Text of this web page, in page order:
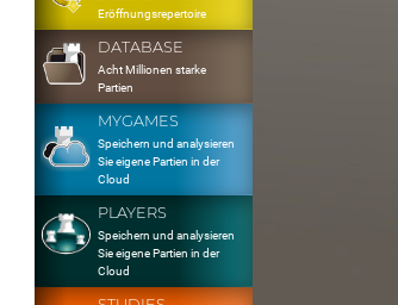
Eröffnungsrepertoire
DATABASE
Acht Millionen starke
Partien
MYGAMES
Speichern und analysieren
Sie eigene Partien in der
Cloud
PLAYERS
Speichern und analysieren
Sie eigene Partien in der
Cloud